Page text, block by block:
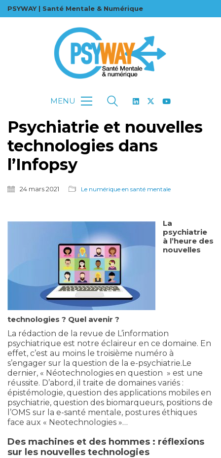
PSYWAY | Santé Mentale & Numérique
MENU
Psychiatrie et nouvelles
technologies dans
l’Infopsy
24 mars 2021 Le numérique en santé mentale
La
psychiatrie
à l’heure des
nouvelles
technologies ? Quel avenir ?
La rédaction de la revue de L’information
psychiatrique est notre éclaireur en ce domaine. En
effet, c’est au moins le troisième numéro à
s’engager sur la question de la e-psychiatrie.Le
dernier, « Néotechnologies en question » est une
réussite. D’abord, il traite de domaines variés :
épistémologie, question des applications mobiles en
psychiatrie, question des biomarqueurs, positions de
l’OMS sur la e-santé mentale, postures éthiques
face aux « Neotechnologies »…
Des machines et des hommes : réflexions
sur les nouvelles technologies